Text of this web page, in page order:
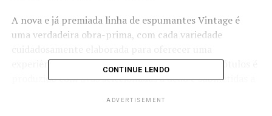
A nova e já premiada linha de espumantes Vintage é
uma verdadeira obra-prima, com cada variedade
experiência sensorial única. Cada um dos cinco rótulos é
produzido com uvas selecionadas a dedo e submetidas a
CONTINUE LENDO
ADVERTISEMENT